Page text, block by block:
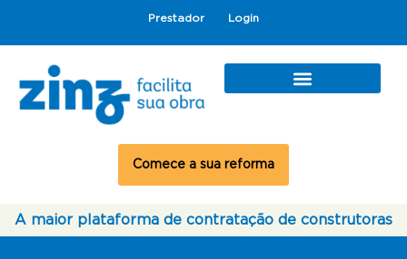
Prestador Login
Comece a sua reforma
A maior plataforma de contratação de construtoras